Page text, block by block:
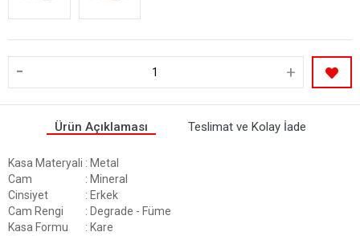
- +
Ürün Açıklaması Teslimat ve Kolay İade
Kasa Materyali : Metal
Cam
: Mineral
Cinsiyet
: Erkek
Cam Rengi
: Degrade - Füme
Kasa Formu
: Kare